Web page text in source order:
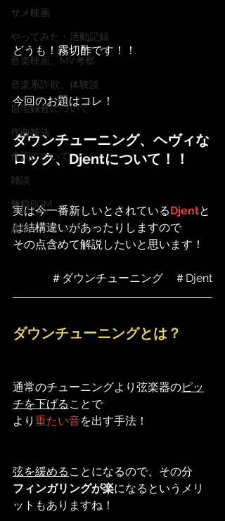
サメ映画
やってみた・活動記録
音楽映画、MV考察
音楽系詐欺、体験談
自宅録音について
作曲技法
作詞について
雑談
無料BGM
趣味・ファッション
どうも！霧切酢です！！
今回のお題はコレ！
ダウンチューニング、ヘヴィな
ロック、Djentについて！！
実は今一番新しいとされているDjentと
は結構違いがあったりしますので
その点含めて解説したいと思います！
＃ダウンチューニング　＃Djent
ダウンチューニングとは？
通常のチューニングより弦楽器のピッ
チを下げる ことで
より 重たい音を出す手法！
弦を緩める ことになるので、その分
フィンガリングが楽になるというメリ
ットもありますね！